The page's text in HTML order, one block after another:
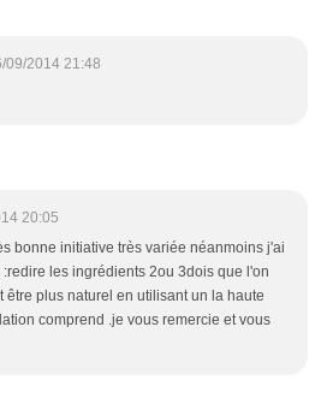
09/2014 21:48
20:05
bonne initiative très variée néanmoins j'ai
les ingrédients 2ou 3dois que l'on
être plus naturel en utilisant un la haute
comprend .je vous remercie et vous